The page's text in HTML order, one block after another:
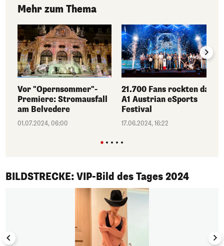
Mehr zum Thema
Vor "Opernsommer"-
Premiere: Stromausfall
am Belvedere
01.07.2024, 06:00
21.700 Fans rockten das
A1 Austrian eSports
Festival
17.06.2024, 16:22
BILDSTRECKE: VIP-Bild des Tages 2024
1/50